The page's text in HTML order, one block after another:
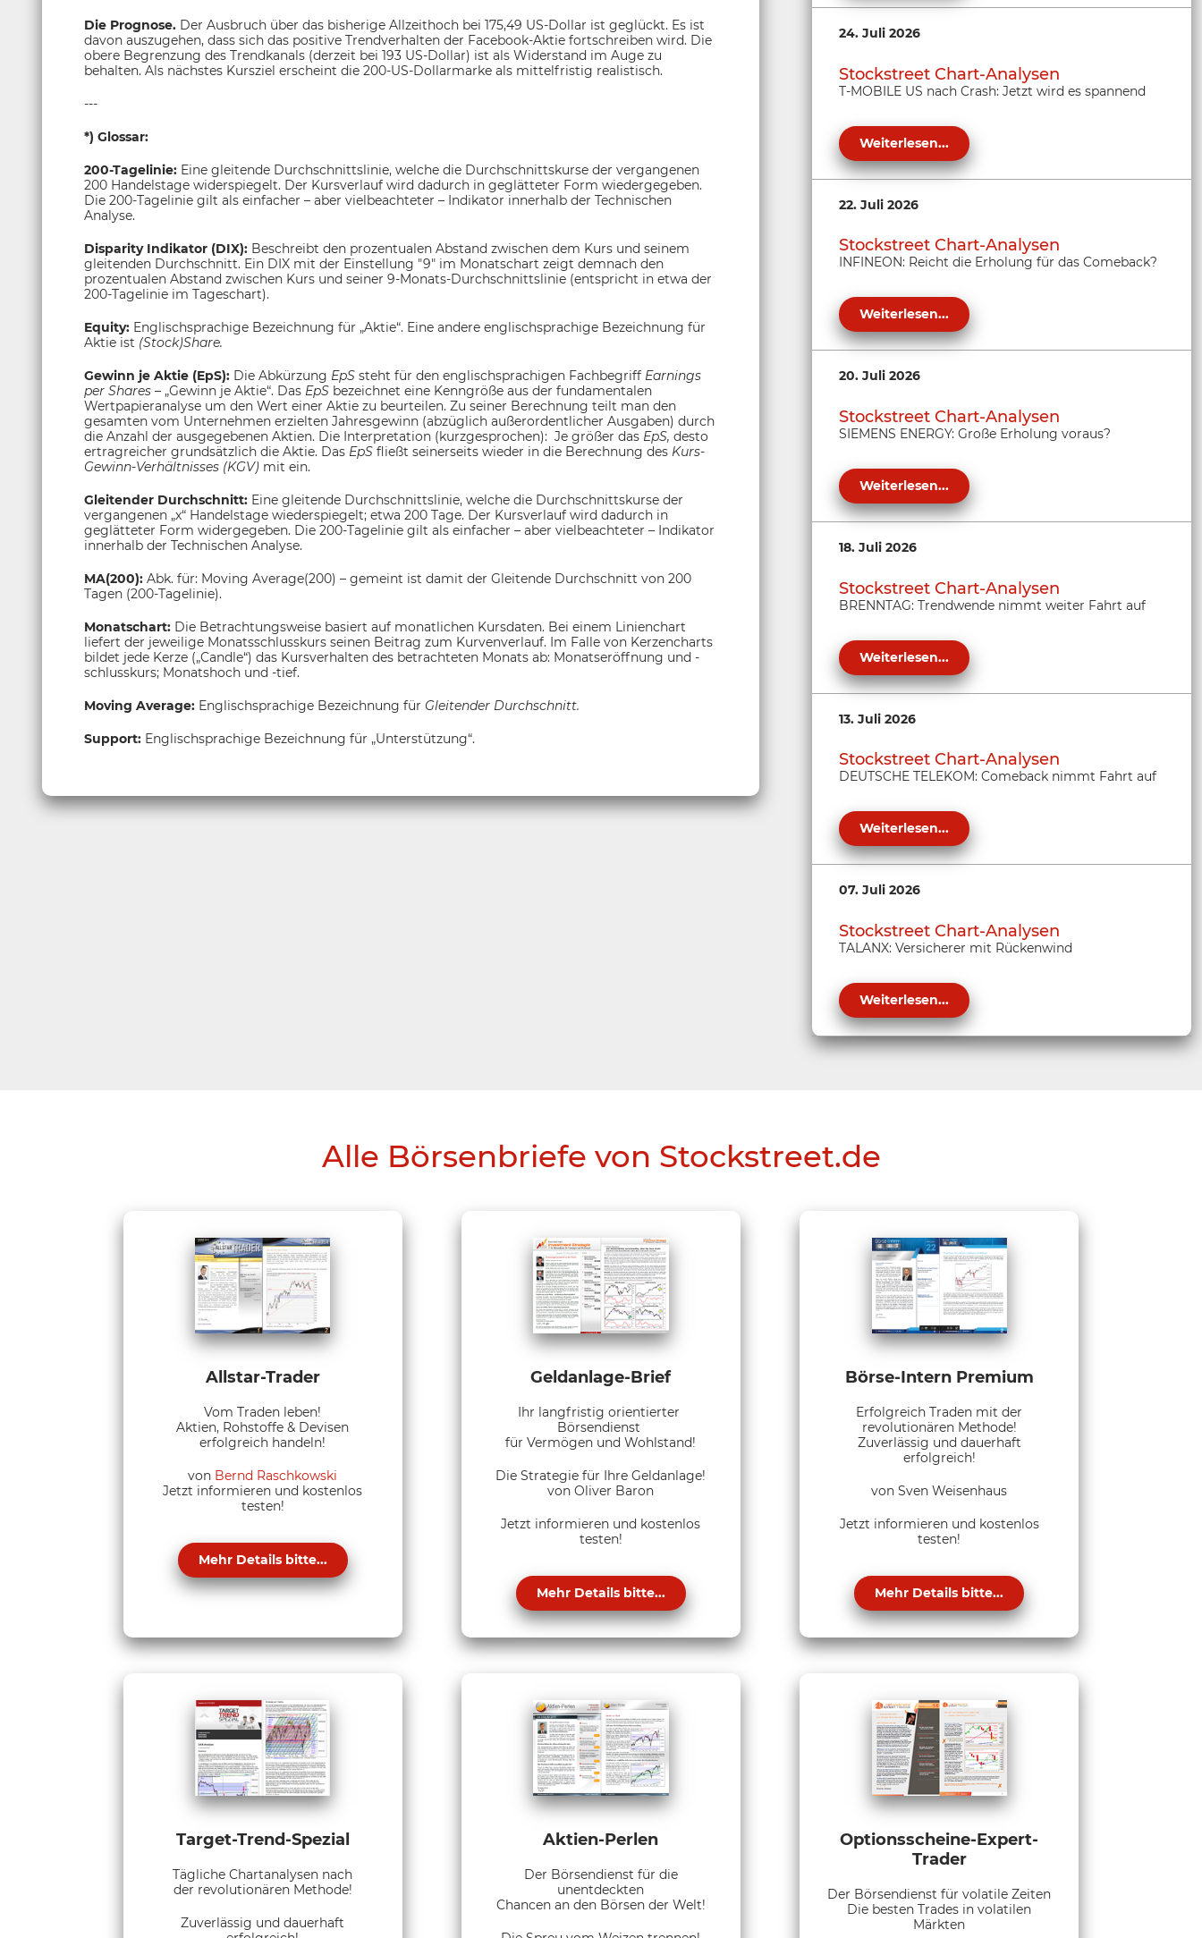
Die Prognose. Der Ausbruch über das bisherige Allzeithoch bei 175,49 US-Dollar ist geglückt. Es ist
davon auszugehen, dass sich das positive Trendverhalten der Facebook-Aktie fortschreiben wird. Die
obere Begrenzung des Trendkanals (derzeit bei 193 US-Dollar) ist als Widerstand im Auge zu
behalten. Als nächstes Kursziel erscheint die 200-US-Dollarmarke als mittelfristig realistisch.
---
*) Glossar:
200-Tagelinie: Eine gleitende Durchschnittslinie, welche die Durchschnittskurse der vergangenen
200 Handelstage widerspiegelt. Der Kursverlauf wird dadurch in geglätteter Form wiedergegeben.
Die 200-Tagelinie gilt als einfacher – aber vielbeachteter – Indikator innerhalb der Technischen
Analyse.
Disparity Indikator (DIX): Beschreibt den prozentualen Abstand zwischen dem Kurs und seinem
gleitenden Durchschnitt. Ein DIX mit der Einstellung "9" im Monatschart zeigt demnach den
prozentualen Abstand zwischen Kurs und seiner 9-Monats-Durchschnittslinie (entspricht in etwa der
200-Tagelinie im Tageschart).
Equity: Englischsprachige Bezeichnung für „Aktie“. Eine andere englischsprachige Bezeichnung für
Aktie ist (Stock)Share.
Gewinn je Aktie (EpS): Die Abkürzung EpS steht für den englischsprachigen Fachbegriff Earnings
per Shares – „Gewinn je Aktie“. Das EpS bezeichnet eine Kenngröße aus der fundamentalen
Wertpapieranalyse um den Wert einer Aktie zu beurteilen. Zu seiner Berechnung teilt man den
gesamten vom Unternehmen erzielten Jahresgewinn (abzüglich außerordentlicher Ausgaben) durch
die Anzahl der ausgegebenen Aktien. Die Interpretation (kurzgesprochen): Je größer das EpS, desto
ertragreicher grundsätzlich die Aktie. Das EpS fließt seinerseits wieder in die Berechnung des Kurs-
Gewinn-Verhältnisses (KGV) mit ein.
Gleitender Durchschnitt: Eine gleitende Durchschnittslinie, welche die Durchschnittskurse der
vergangenen „x“ Handelstage wiederspiegelt; etwa 200 Tage. Der Kursverlauf wird dadurch in
geglätteter Form widergegeben. Die 200-Tagelinie gilt als einfacher – aber vielbeachteter – Indikator
innerhalb der Technischen Analyse.
MA(200): Abk. für: Moving Average(200) – gemeint ist damit der Gleitende Durchschnitt von 200
Tagen (200-Tagelinie).
Monatschart: Die Betrachtungsweise basiert auf monatlichen Kursdaten. Bei einem Linienchart
liefert der jeweilige Monatsschlusskurs seinen Beitrag zum Kurvenverlauf. Im Falle von Kerzencharts
bildet jede Kerze („Candle“) das Kursverhalten des betrachteten Monats ab: Monatseröffnung und -
schlusskurs; Monatshoch und -tief.
Moving Average: Englischsprachige Bezeichnung für Gleitender Durchschnitt.
Support: Englischsprachige Bezeichnung für „Unterstützung“.
24. Juli 2026
Stockstreet Chart-Analysen
T-MOBILE US nach Crash: Jetzt wird es spannend
Weiterlesen...
22. Juli 2026
Stockstreet Chart-Analysen
INFINEON: Reicht die Erholung für das Comeback?
Weiterlesen...
20. Juli 2026
Stockstreet Chart-Analysen
SIEMENS ENERGY: Große Erholung voraus?
Weiterlesen...
18. Juli 2026
Stockstreet Chart-Analysen
BRENNTAG: Trendwende nimmt weiter Fahrt auf
Weiterlesen...
13. Juli 2026
Stockstreet Chart-Analysen
DEUTSCHE TELEKOM: Comeback nimmt Fahrt auf
Weiterlesen...
07. Juli 2026
Stockstreet Chart-Analysen
TALANX: Versicherer mit Rückenwind
Weiterlesen...
Alle Börsenbriefe von Stockstreet.de
Allstar-Trader
Vom Traden leben!
Aktien, Rohstoffe & Devisen
erfolgreich handeln!
von Bernd Raschkowski
Jetzt informieren und kostenlos
testen!
Mehr Details bitte...
Geldanlage-Brief
Ihr langfristig orientierter
Börsendienst
für Vermögen und Wohlstand!
Die Strategie für Ihre Geldanlage!
von Oliver Baron
Jetzt informieren und kostenlos
testen!
Mehr Details bitte...
Börse-Intern Premium
Erfolgreich Traden mit der
revolutionären Methode!
Zuverlässig und dauerhaft
erfolgreich!
von Sven Weisenhaus
Jetzt informieren und kostenlos
testen!
Mehr Details bitte...
Target-Trend-Spezial
Tägliche Chartanalysen nach
der revolutionären Methode!
Zuverlässig und dauerhaft
Aktien-Perlen
Der Börsendienst für die
unentdeckten
Chancen an den Börsen der Welt!
Optionsscheine-Expert-
Trader
Der Börsendienst für volatile Zeiten
Die besten Trades in volatilen
Märkten